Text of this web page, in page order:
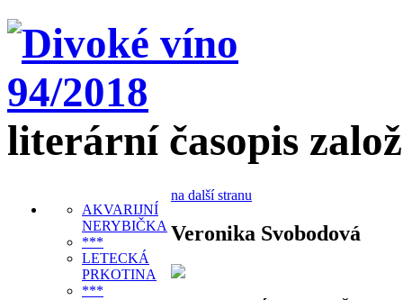
literární časopis
AKVARIJNÍ
NERYBIČKA
***
LETECKÁ
PRKOTINA
***
na další stranu
Veronika Svobodová